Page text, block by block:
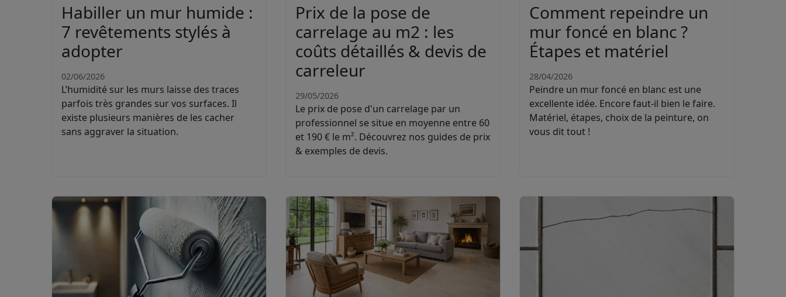
Habiller un mur humide :
7 revêtements stylés à
adopter
02/06/2026
L’humidité sur les murs laisse des traces
parfois très grandes sur vos surfaces. Il
existe plusieurs manières de les cacher
sans aggraver la situation.
Prix de la pose de
carrelage au m2 : les
coûts détaillés & devis de
carreleur
29/05/2026
Le prix de pose d'un carrelage par un
professionnel se situe en moyenne entre 60
et 190 € le m². Découvrez nos guides de prix
& exemples de devis.
Comment repeindre un
mur foncé en blanc ?
Étapes et matériel
28/04/2026
Peindre un mur foncé en blanc est une
excellente idée. Encore faut-il bien le faire.
Matériel, étapes, choix de la peinture, on
vous dit tout !